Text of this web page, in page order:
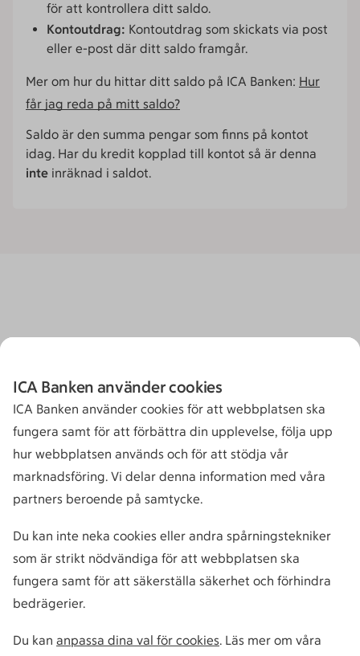
för att kontrollera ditt saldo.
Kontoutdrag: Kontoutdrag som skickats via post
eller e-post där ditt saldo framgår.
Mer om hur du hittar ditt saldo på ICA Banken: Hur
får jag reda på mitt saldo?
Saldo är den summa pengar som finns på kontot
idag. Har du kredit kopplad till kontot så är denna
inte inräknad i saldot.
ICA Banken använder cookies
ICA Banken använder cookies för att webbplatsen ska
fungera samt för att förbättra din upplevelse, följa upp
hur webbplatsen används och för att stödja vår
marknadsföring. Vi delar denna information med våra
partners beroende på samtycke.
Du kan inte neka cookies eller andra spårningstekniker
som är strikt nödvändiga för att webbplatsen ska
fungera samt för att säkerställa säkerhet och förhindra
bedrägerier.
Du kan anpassa dina val för cookies. Läs mer om våra